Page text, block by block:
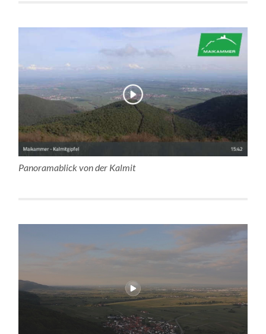
Panoramablick von der Kalmit